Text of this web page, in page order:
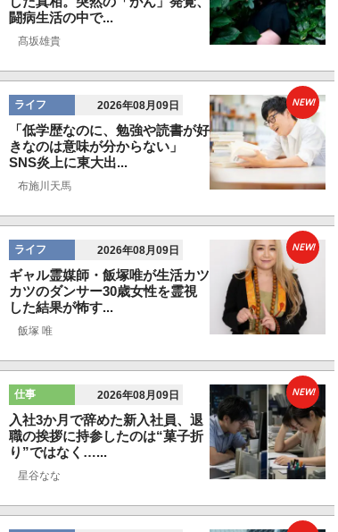
闘病生活の中で...
髙坂雄貴
ライフ 2026年08月09日
「低学歴なのに、勉強や読書が好
きなのは意味が分からない」
SNS炎上に東大出...
布施川天馬
NEW!
ライフ 2026年08月09日
ギャル霊媒師・飯塚唯が生活カツ
カツのダンサー30歳女性を霊視
した結果が怖す...
飯塚 唯
NEW!
仕事 2026年08月09日
入社3か月で辞めた新入社員、退
職の挨拶に持参したのは“菓子折
り”ではなく…...
星谷なな
NEW!